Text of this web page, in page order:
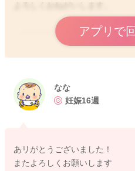
よろしくおねがいします。
アプリで
なな
妊娠16週
あリがとうございました！
またよろしくお願いします